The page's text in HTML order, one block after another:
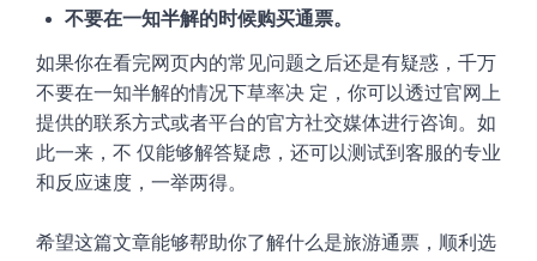
不要在一知半解的时候购买通票。
如果你在看完网页内的常见问题之后还是有疑惑，千万
不要在一知半解的情况下草率决 定，你可以透过官网上
提供的联系方式或者平台的官方社交媒体进行咨询。如
此一来，不 仅能够解答疑虑，还可以测试到客服的专业
和反应速度，一举两得。
希望这篇文章能够帮助你了解什么是旅游通票，顺利选